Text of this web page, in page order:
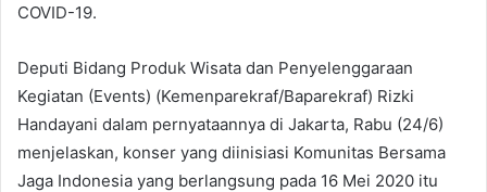
COVID-19.
Deputi Bidang Produk Wisata dan Penyelenggaraan
Kegiatan (Events) (Kemenparekraf/Baparekraf) Rizki
Handayani dalam pernyataannya di Jakarta, Rabu (24/6)
menjelaskan, konser yang diinisiasi Komunitas Bersama
Jaga Indonesia yang berlangsung pada 16 Mei 2020 itu